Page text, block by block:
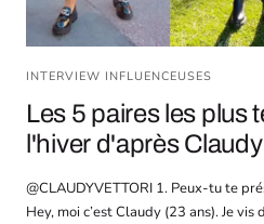
INTERVIEW INFLUENCEUSES
Les 5 paires les plus
l'hiver d'après Claudy
@CLAUDYVETTORI 1. Peux-tu te
Hey, moi c’est Claudy (23 ans). Je